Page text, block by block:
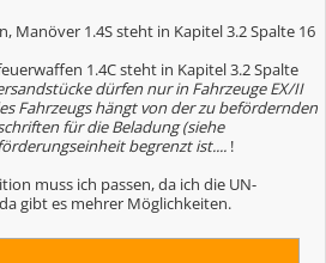
Manöver 1.4S steht in Kapitel 3.2 Spalte 16
1.4C steht in Kapitel 3.2 Spalte
dürfen nur in Fahrzeuge EX/II
Fahrzeugs hängt von der zu befördernden
für die Beladung (siehe
begrenzt ist.... !
muss ich passen, da ich die UN-
gibt es mehrer Möglichkeiten.